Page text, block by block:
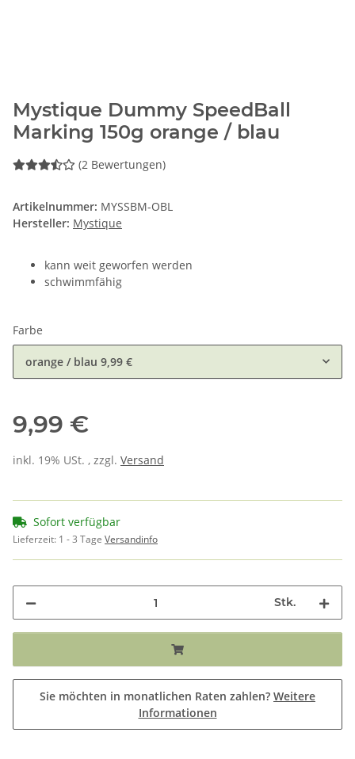
Mystique Dummy SpeedBall
Marking 150g orange / blau
(2 Bewertungen)
Artikelnummer: MYSSBM-OBL
Hersteller: Mystique
kann weit geworfen werden
schwimmfähig
Farbe
orange / blau 9,99 €
9,99 €
inkl. 19% USt. , zzgl. Versand
Sofort verfügbar
Lieferzeit: 1 - 3 Tage Versandinfo
Stk.
Sie möchten in monatlichen Raten zahlen? Weitere
Informationen